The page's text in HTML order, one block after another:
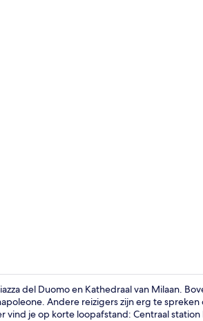
del Duomo en Kathedraal van Milaan.
Andere reizigers zijn erg te spreken
je op korte loopafstand: Centraal station